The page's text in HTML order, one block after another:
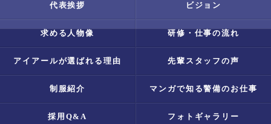
代表挨拶 ビジョン
求める人物像 研修・仕事の流れ
アイアールが選ばれる理由 先輩スタッフの声
制服紹介 マンガで知る警備のお仕事
採用Q&A フォトギャラリー